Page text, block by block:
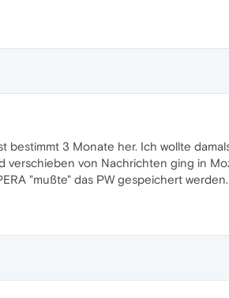
bestimmt 3 Monate her. Ich wollte
von Nachrichten ging in
"mußte" das PW gespeichert werden.